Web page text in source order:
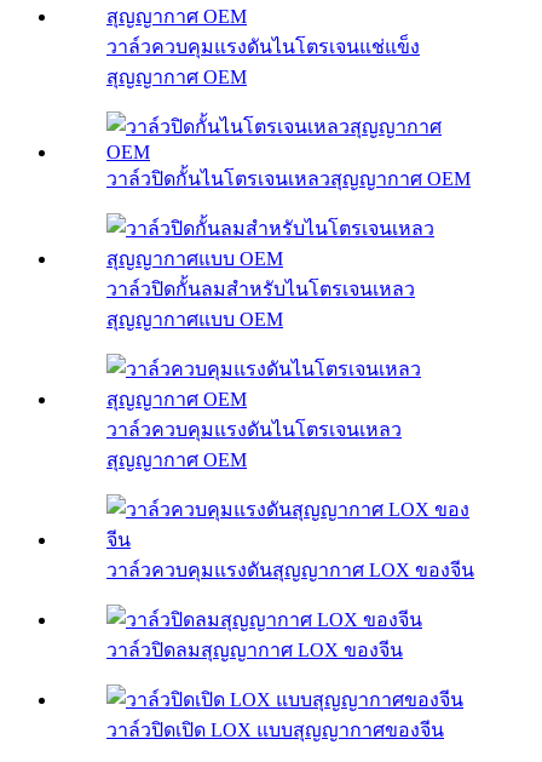
วาล์วควบคุมแรงดันไนโตรเจนแช่แข็ง
สุญญากาศ OEM
วาล์วปิดกั้นไนโตรเจนเหลวสุญญากาศ OEM
วาล์วปิดกั้นลมสำหรับไนโตรเจนเหลว
สุญญากาศแบบ OEM
วาล์วควบคุมแรงดันไนโตรเจนเหลว
สุญญากาศ OEM
วาล์วควบคุมแรงดันสุญญากาศ LOX ของจีน
วาล์วปิดลมสุญญากาศ LOX ของจีน
วาล์วปิดเปิด LOX แบบสุญญากาศของจีน